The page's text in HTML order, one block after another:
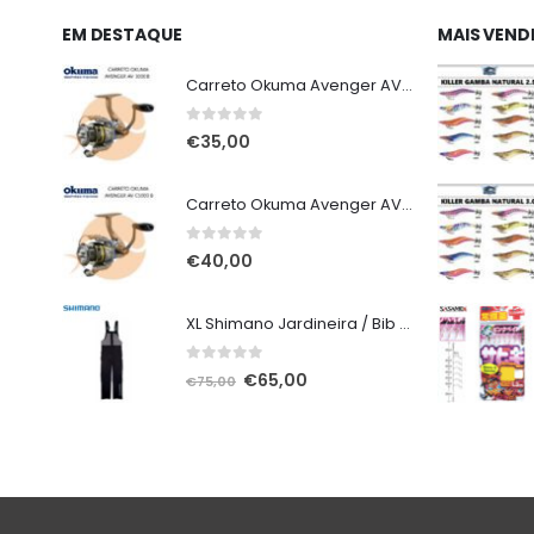
EM DESTAQUE
Carreto Okuma Avenger AV 3000 B
0out of 5
€35,00
Carreto Okuma Avenger AV C5000 B
0out of 5
€40,00
XL Shimano Jardineira / Bib and Brace não alcochoada preta
out of 5
€75,00 O
€65,00
MAIS